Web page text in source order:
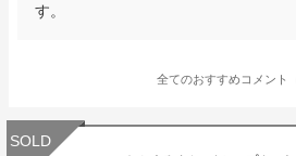
す。
全てのおすすめコメント
SOLD